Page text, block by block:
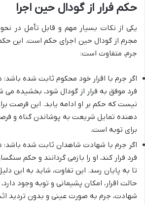
حکم فرار از گودال حین اجرا
یکی از نکات بسیار مهم و قابل تأمل در
مجرم از گودال حین اجرای حکم است. این
جرم، متفاوت است:
اگر جرم با اقرار خود محکوم ثابت شده باشد:
فرد موفق به فرار از گودال شود، بخشیده می
نیست که حکم بر او ادامه یابد. این فرصت
دهنده تمایل شریعت به پوشاندن گناه و
برای توبه است.
اگر جرم با شهادت شاهدان ثابت شده باشد:
فرد فرار کند، او را بازمی گردانند و حکم
تا به پایان رسد. این تفاوت، شاید به این
حالت اقرار، امکان پشیمانی و توبه وجود
شهادت، جرم به صورت عینی و بدون تردید